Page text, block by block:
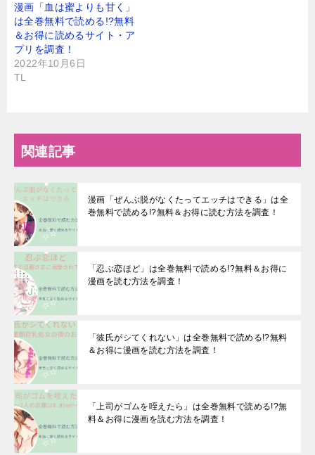
漫画「血は蜜よりも甘く」
は全巻無料で読める!?無料
＆お得に読めるサイト・ア
プリを調査！
2022年10月6日
TL
関連記事
漫画「ぜんぶ脱がなくたってエッチはできる」は全
巻無料で読める!?無料＆お得に読む⽅法を調査！
「忍ぶ恋ほど」は全巻無料で読める!?無料＆お得に
漫画を読む⽅法を調査！
「彼氏がシてくれない」は全巻無料で読める!?無料
＆お得に漫画を読む⽅法を調査！
「上司がゴムを咥えたら」は全巻無料で読める!?無
料＆お得に漫画を読む⽅法を調査！